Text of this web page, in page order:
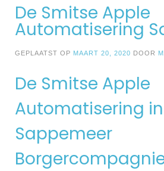
De Smitse Apple
Automatisering
GEPLAATST OP MAART 20, 2020 DOOR
De Smitse Apple
Automatisering in
Sappemeer